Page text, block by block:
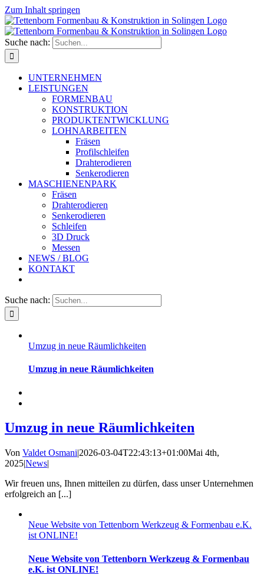
Zum Inhalt springen
Suche nach:
UNTERNEHMEN
LEISTUNGEN
FORMENBAU
KONSTRUKTION
PRODUKTENTWICKLUNG
LOHNARBEITEN
Fräsen
Profilschleifen
Drahterodieren
Senkerodieren
MASCHIENENPARK
Fräsen
Drahterodieren
Senkerodieren
Schleifen
3D Druck
Messen
NEWS / BLOG
KONTAKT
Suche nach:
Umzug in neue Räumlichkeiten
Umzug in neue Räumlichkeiten
Umzug in neue Räumlichkeiten
Von Valdet Osmani|2026-03-04T22:43:13+01:00Mai 4th,
2025|News|
Wir freuen uns, Ihnen mitteilen zu dürfen, dass unser Unternehmen
erfolgreich an [...]
Neue Website von Tettenborn Werkzeug & Formenbau e.K.
ist ONLINE!
Neue Website von Tettenborn Werkzeug & Formenbau
e.K. ist ONLINE!